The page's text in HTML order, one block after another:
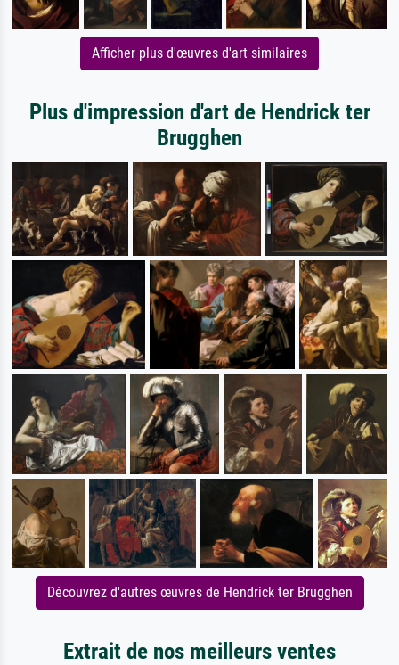
Afficher plus d'œuvres d'art similaires
Plus d'impression d'art de Hendrick ter
Brugghen
Découvrez d'autres œuvres de Hendrick ter Brugghen
Extrait de nos meilleurs ventes